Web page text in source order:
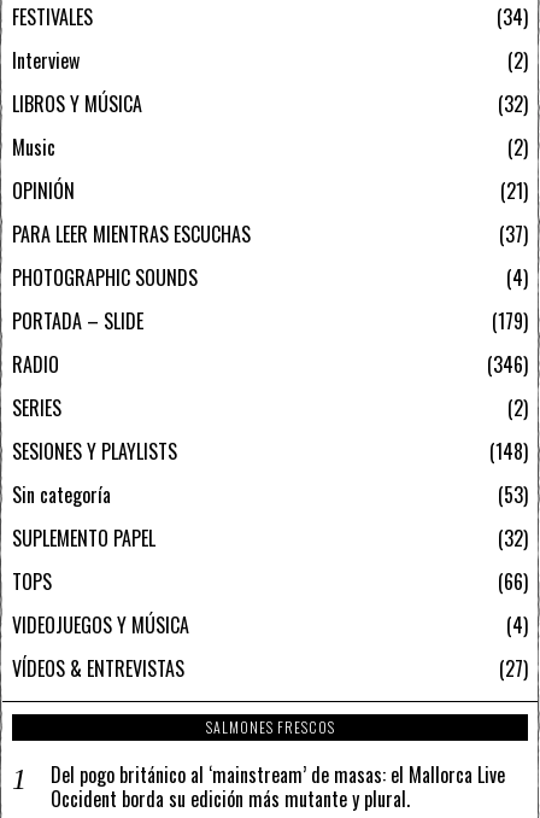
FESTIVALES
34
Interview
2
LIBROS Y MÚSICA
32
Music
2
OPINIÓN
21
PARA LEER MIENTRAS ESCUCHAS
37
PHOTOGRAPHIC SOUNDS
4
PORTADA – SLIDE
179
RADIO
346
SERIES
2
SESIONES Y PLAYLISTS
148
Sin categoría
53
SUPLEMENTO PAPEL
32
TOPS
66
VIDEOJUEGOS Y MÚSICA
4
VÍDEOS & ENTREVISTAS
27
SALMONES FRESCOS
Del pogo británico al ‘mainstream’ de masas: el Mallorca Live
Occident borda su edición más mutante y plural.